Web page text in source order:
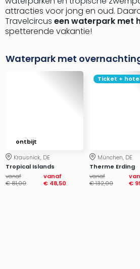
attracties voor jong en oud.
Travelcircus een waterpark met
spetterende vakantie!
Waterpark met
ontbijt
Krausnick, DE
Tropical Islands
vanaf
€ 81,00
vanaf
€ 48,50
Ticket +
München, DE
Therme Erding
vanaf
€ 132,00
€